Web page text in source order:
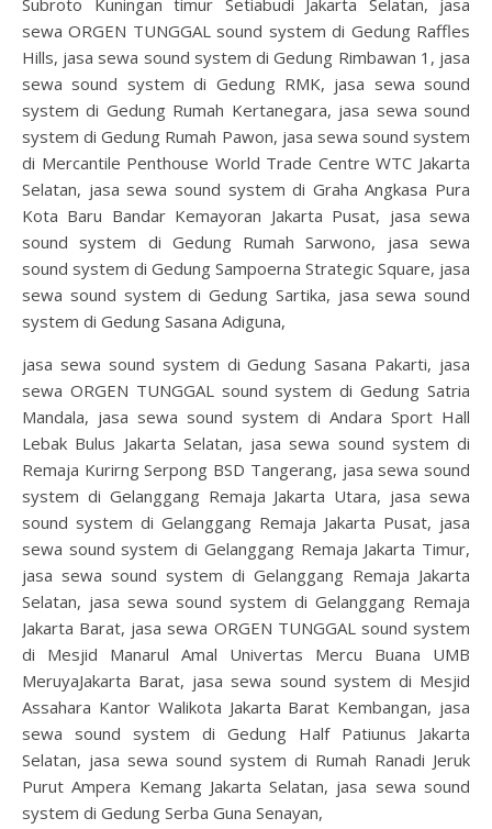
sewa ORGEN TUNGGAL sound system di Gedung Raffles
Hills, jasa sewa sound system di Gedung Rimbawan 1, jasa
sewa sound system di Gedung RMK, jasa sewa sound
system di Gedung Rumah Kertanegara, jasa sewa sound
system di Gedung Rumah Pawon, jasa sewa sound system
di Mercantile Penthouse World Trade Centre WTC Jakarta
Selatan, jasa sewa sound system di Graha Angkasa Pura
Kota Baru Bandar Kemayoran Jakarta Pusat, jasa sewa
sound system di Gedung Rumah Sarwono, jasa sewa
sound system di Gedung Sampoerna Strategic Square, jasa
sewa sound system di Gedung Sartika, jasa sewa sound
system di Gedung Sasana Adiguna,
jasa sewa sound system di Gedung Sasana Pakarti, jasa
sewa ORGEN TUNGGAL sound system di Gedung Satria
Mandala, jasa sewa sound system di Andara Sport Hall
Lebak Bulus Jakarta Selatan, jasa sewa sound system di
Remaja Kurirng Serpong BSD Tangerang, jasa sewa sound
system di Gelanggang Remaja Jakarta Utara, jasa sewa
sound system di Gelanggang Remaja Jakarta Pusat, jasa
sewa sound system di Gelanggang Remaja Jakarta Timur,
jasa sewa sound system di Gelanggang Remaja Jakarta
Selatan, jasa sewa sound system di Gelanggang Remaja
Jakarta Barat, jasa sewa ORGEN TUNGGAL sound system
di Mesjid Manarul Amal Univertas Mercu Buana UMB
MeruyaJakarta Barat, jasa sewa sound system di Mesjid
Assahara Kantor Walikota Jakarta Barat Kembangan, jasa
sewa sound system di Gedung Half Patiunus Jakarta
Selatan, jasa sewa sound system di Rumah Ranadi Jeruk
Purut Ampera Kemang Jakarta Selatan, jasa sewa sound
system di Gedung Serba Guna Senayan,